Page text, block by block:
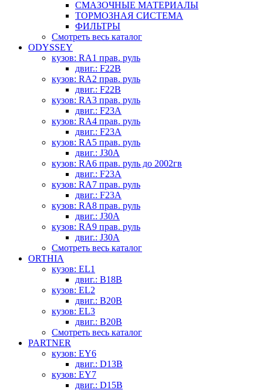
СМАЗОЧНЫЕ МАТЕРИАЛЫ
ТОРМОЗНАЯ СИСТЕМА
ФИЛЬТРЫ
Смотреть весь каталог
ODYSSEY
кузов: RA1 прав. руль
двиг.: F22B
кузов: RA2 прав. руль
двиг.: F22B
кузов: RA3 прав. руль
двиг.: F23A
кузов: RA4 прав. руль
двиг.: F23A
кузов: RA5 прав. руль
двиг.: J30A
кузов: RA6 прав. руль до 2002гв
двиг.: F23A
кузов: RA7 прав. руль
двиг.: F23A
кузов: RA8 прав. руль
двиг.: J30A
кузов: RA9 прав. руль
двиг.: J30A
Смотреть весь каталог
ORTHIA
кузов: EL1
двиг.: B18B
кузов: EL2
двиг.: B20B
кузов: EL3
двиг.: B20B
Смотреть весь каталог
PARTNER
кузов: EY6
двиг.: D13B
кузов: EY7
двиг.: D15B